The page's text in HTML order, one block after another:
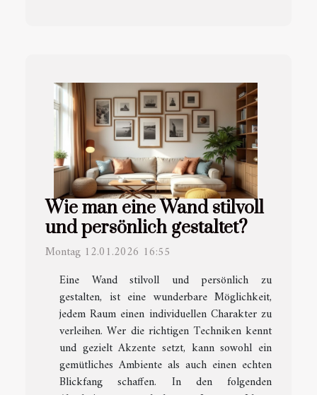
Wie man eine Wand stilvoll
und persönlich gestaltet?
Montag 12.01.2026 16:55
Eine Wand stilvoll und persönlich zu
gestalten, ist eine wunderbare Möglichkeit,
jedem Raum einen individuellen Charakter zu
verleihen. Wer die richtigen Techniken kennt
und gezielt Akzente setzt, kann sowohl ein
gemütliches Ambiente als auch einen echten
Blickfang schaffen. In den folgenden